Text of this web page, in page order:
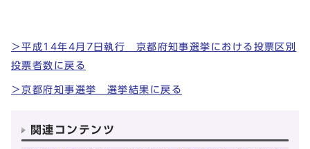
＞平成14年4月7日執行 京都府知事選挙における投票区別
投票者数に戻る
＞京都府知事選挙 選挙結果に戻る
関連コンテンツ